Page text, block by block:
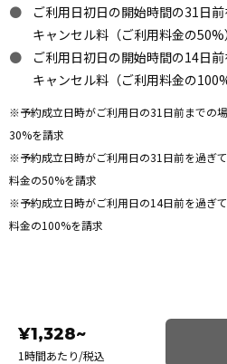
ご利用日初日の開始時間の31日
キャンセル料（ご利用料金の
ご利用日初日の開始時間の14日
キャンセル料（ご利用料金の
※予約成立日時がご利用日の31日前までの
30%を請求
※予約成立日時がご利用日の31日前を過ぎ
料金の50%を請求
※予約成立日時がご利用日の14日前を過ぎ
料金の100%を請求
¥1,328~
1時間あたり/税込